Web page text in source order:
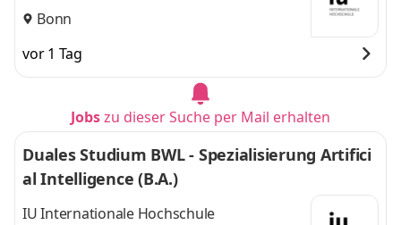
Bonn
vor 1 Tag
Jobszu dieser Suche per Mail erhalten
Duales Studium BWL - Spezialisierung Artifici
al Intelligence (B.A.)
IU Internationale Hochschule